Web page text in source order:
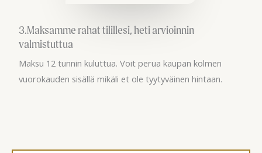
3.Maksamme rahat tilillesi, heti arvioinnin
valmistuttua
Maksu 12 tunnin kuluttua. Voit perua kaupan kolmen
vuorokauden sisällä mikäli et ole tyytyväinen hintaan.